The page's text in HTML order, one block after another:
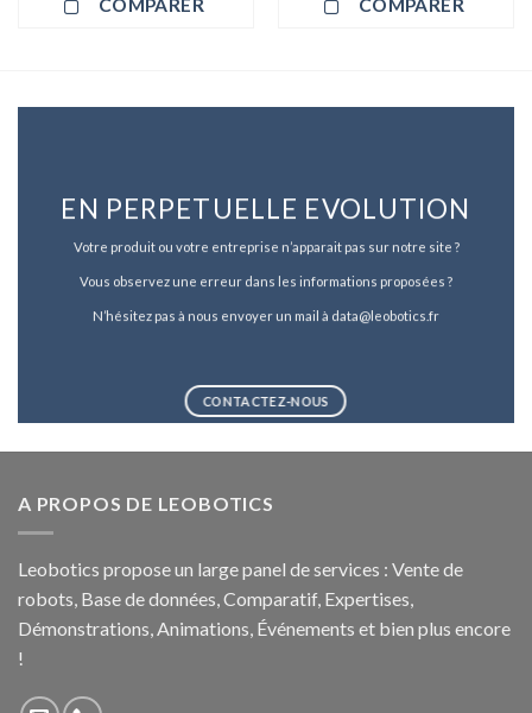
COMPARER COMPARER
EN PERPETUELLE EVOLUTION
Votre produit ou votre entreprise n’apparait pas sur notre site ?
Vous observez une erreur dans les informations proposées ?
N’hésitez pas à nous envoyer un mail à data@leobotics.fr
CONTACTEZ-NOUS
A PROPOS DE LEOBOTICS
Leobotics propose un large panel de services : Vente de
robots, Base de données, Comparatif, Expertises,
Démonstrations, Animations, Événements et bien plus encore
!